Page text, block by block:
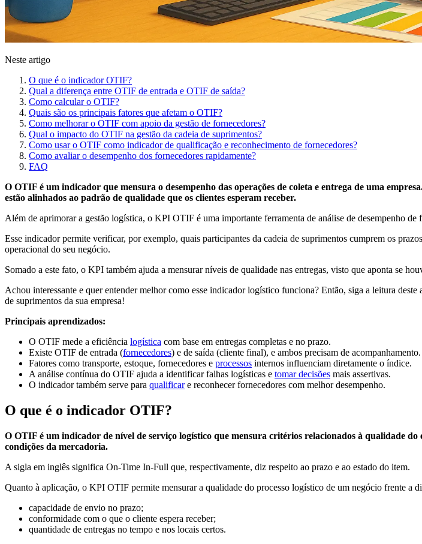
Neste artigo
O que é o indicador OTIF?
Qual a diferença entre OTIF de entrada e OTIF de saída?
Como calcular o OTIF?
Quais são os principais fatores que afetam o OTIF?
Como melhorar o OTIF com apoio da gestão de fornecedores?
Qual o impacto do OTIF na gestão da cadeia de suprimentos?
Como usar o OTIF como indicador de qualificação e reconhecimento de fornecedores?
Como avaliar o desempenho dos fornecedores rapidamente?
FAQ
O OTIF é um indicador que mensura o desempenho das operações de coleta e entrega de uma
estão alinhados ao padrão de qualidade que os clientes esperam receber.
Além de aprimorar a gestão logística, o KPI OTIF é uma importante ferramenta de análise de desempenho de
Esse indicador permite verificar, por exemplo, quais participantes da cadeia de suprimentos cumprem os
operacional do seu negócio.
Somado a este fato, o KPI também ajuda a mensurar níveis de qualidade nas entregas, visto que aponta se
Achou interessante e quer entender melhor como esse indicador logístico funciona? Então, siga a leitura
de suprimentos da sua empresa!
Principais aprendizados:
O OTIF mede a eficiência logística com base em entregas completas e no prazo.
Existe OTIF de entrada (fornecedores) e de saída (cliente final), e ambos precisam de acompanhamento.
Fatores como transporte, estoque, fornecedores e processos internos influenciam diretamente o índice.
A análise contínua do OTIF ajuda a identificar falhas logísticas e tomar decisões mais assertivas.
O indicador também serve para qualificare reconhecer fornecedores com melhor desempenho.
O que é o indicador OTIF?
O OTIF é um indicador de nível de serviço logístico que mensura critérios relacionados à qualidade
condições da mercadoria.
A sigla em inglês significa On-Time In-Full que, respectivamente, diz respeito ao prazo e ao estado do item.
Quanto à aplicação, o KPI OTIF permite mensurar a qualidade do processo logístico de um negócio frente a
capacidade de envio no prazo;
conformidade com o que o cliente espera receber;
quantidade de entregas no tempo e nos locais certos.